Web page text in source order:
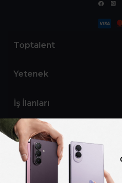
Toptalent
Yetenek
İş İlanları
Sertifika Programları
Yetenek Testleri